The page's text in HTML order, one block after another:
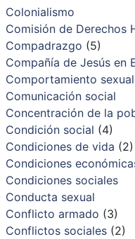
Colonialismo
Comisión de Derechos
Compadrazgo (5)
Compañía de Jesús en
Comportamiento sexual
Comunicación social
Concentración de la
Condición social (4)
Condiciones de vida (2)
Condiciones
Condiciones sociales
Conducta sexual
Conflicto armado (3)
Conflictos sociales(2)